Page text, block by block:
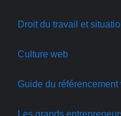
Droit du travail et
Culture web
Guide du référencement
Les grands